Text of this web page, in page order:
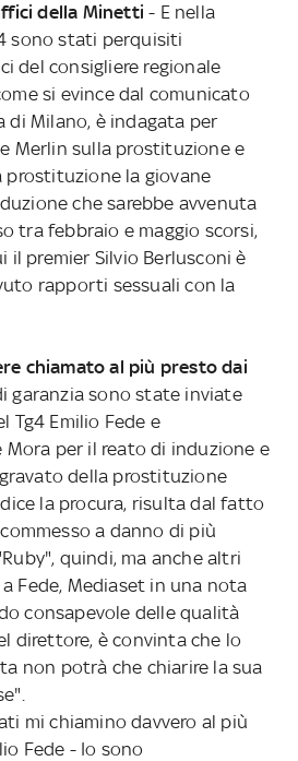
della Minetti- E nella
sono stati perquisiti
del consigliere regionale
si evince dal comunicato
di Milano, è indagata per
Merlin sulla prostituzione e
la giovane
che sarebbe avvenuta
tra febbraio e maggio scorsi,
il premier Silvio Berlusconi è
rapporti sessuali con la
chiamato al più presto dai
garanzia sono state inviate
Tg4 Emilio Fede e
Mora per il reato di induzione e
della prostituzione
la procura, risulta dal fatto
a danno di più
quindi, ma anche altri
Fede, Mediaset in una nota
consapevole delle qualità
direttore, è convinta che lo
non potrà che chiarire la sua
mi chiamino davvero al più
Fede - Io sono